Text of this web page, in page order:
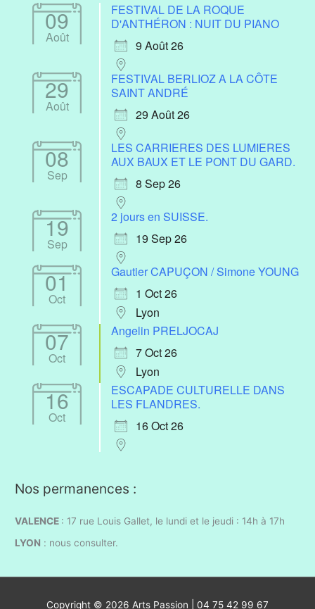
09
Août
FESTIVAL DE LA ROQUE
D'ANTHÉRON : NUIT DU PIANO
9 Août 26
29
Août
FESTIVAL BERLIOZ A LA CÔTE
SAINT ANDRÉ
29 Août 26
08
Sep
LES CARRIERES DES LUMIERES
AUX BAUX ET LE PONT DU GARD.
8 Sep 26
19
Sep
2 jours en SUISSE.
19 Sep 26
01
Oct
Gautier CAPUÇON / Simone YOUNG
1 Oct 26
Lyon
07
Oct
Angelin PRELJOCAJ
7 Oct 26
Lyon
16
Oct
ESCAPADE CULTURELLE DANS
LES FLANDRES.
16 Oct 26
Nos permanences :
VALENCE : 17 rue Louis Gallet, le lundi et le jeudi : 14h à 17h
LYON : nous consulter.
Copyright © 2026 Arts Passion | 04 75 42 99 67